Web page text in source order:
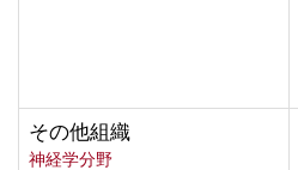
その他組織
神経学分野